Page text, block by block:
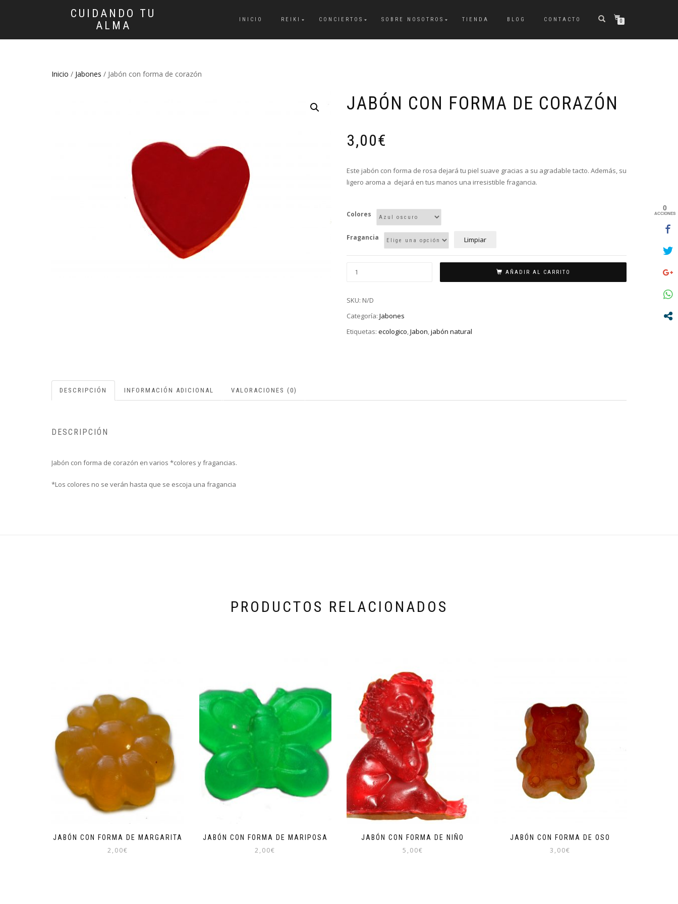
CUIDANDO TU
ALMA
INICIO REIKI CONCIERTOS SOBRE NOSOTROS TIENDA BLOG CONTACTO 0
Inicio / Jabones / Jabón con forma de corazón
JABÓN CON FORMA DE CORAZÓN
3,00€
Este jabón con forma de rosa dejará tu piel suave gracias a su agradable tacto. Además, su
ligero aroma a dejará en tus manos una irresistible fragancia.
Colores
Fragancia Limpiar
AÑADIR AL CARRITO
SKU: N/D
Categoría: Jabones
Etiquetas: ecologico,Jabon,jabón natural
DESCRIPCIÓN INFORMACIÓN ADICIONAL VALORACIONES (0)
DESCRIPCIÓN
Jabón con forma de corazón en varios *colores y fragancias.
*Los colores no se verán hasta que se escoja una fragancia
PRODUCTOS RELACIONADOS
JABÓN CON FORMA DE MARGARITA
2,00€
JABÓN CON FORMA DE MARIPOSA
2,00€
JABÓN CON FORMA DE NIÑO
5,00€
JABÓN CON FORMA DE OSO
3,00€
0
ACCIONES